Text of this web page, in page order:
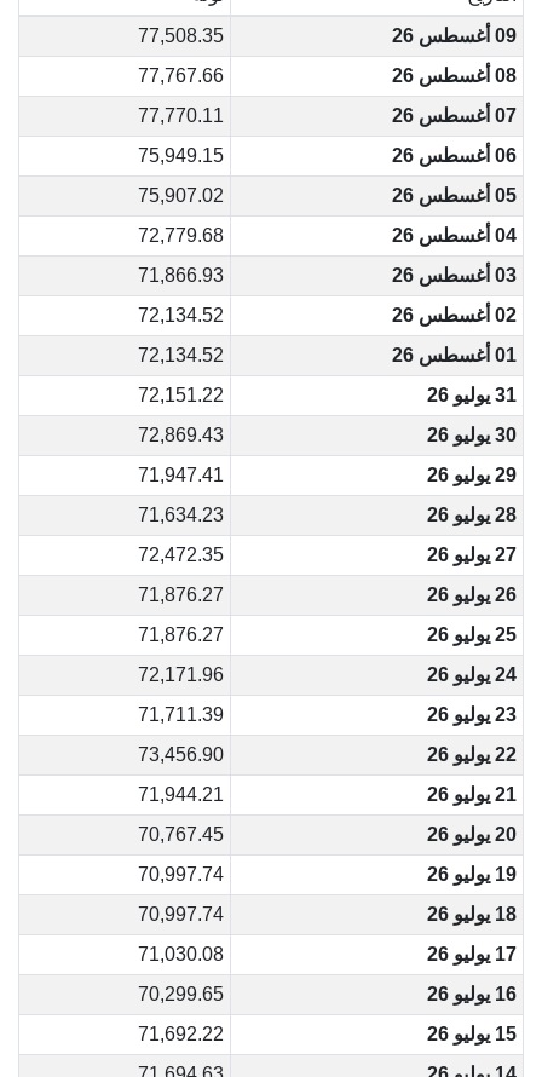
09 أغسطس 26
77,508.35
08 أغسطس 26
77,767.66
07 أغسطس 26
77,770.11
06 أغسطس 26
75,949.15
05 أغسطس 26
75,907.02
04 أغسطس 26
72,779.68
03 أغسطس 26
71,866.93
02 أغسطس 26
72,134.52
01 أغسطس 26
72,134.52
31 يوليو 26
72,151.22
30 يوليو 26
72,869.43
29 يوليو 26
71,947.41
28 يوليو 26
71,634.23
27 يوليو 26
72,472.35
26 يوليو 26
71,876.27
25 يوليو 26
71,876.27
24 يوليو 26
72,171.96
23 يوليو 26
71,711.39
22 يوليو 26
73,456.90
21 يوليو 26
71,944.21
20 يوليو 26
70,767.45
19 يوليو 26
70,997.74
18 يوليو 26
70,997.74
17 يوليو 26
71,030.08
16 يوليو 26
70,299.65
15 يوليو 26
71,692.22